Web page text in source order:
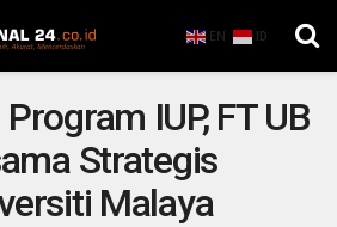
EN ID
IUP, FT UB
Strategis
Malaya